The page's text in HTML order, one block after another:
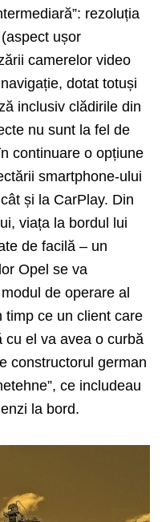
rezoluția
ușor
camerelor video
dotat totuși
inclusiv clădirile din
nu sunt la fel de
continuare o opțiune
smartphone-ului
și la CarPlay. Din
viața la bordul lui
de facilă – un
Opel se va
de operare al
timp ce un client care
cu el va avea o curbă
constructorul german
ce includeau
la bord.